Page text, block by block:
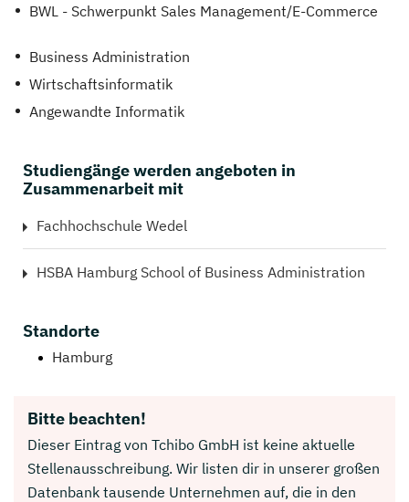
BWL - Schwerpunkt Sales Management/E-Commerce
Business Administration
Wirtschaftsinformatik
Angewandte Informatik
Studiengänge werden angeboten in
Zusammenarbeit mit
Fachhochschule Wedel
HSBA Hamburg School of Business Administration
Standorte
Hamburg
Bitte beachten!
Dieser Eintrag von Tchibo GmbH ist keine aktuelle
Stellenausschreibung. Wir listen dir in unserer großen
Datenbank tausende Unternehmen auf, die in den